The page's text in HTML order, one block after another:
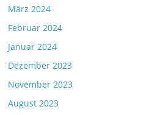
März 2024
Februar 2024
Januar 2024
Dezember 2023
November 2023
August 2023